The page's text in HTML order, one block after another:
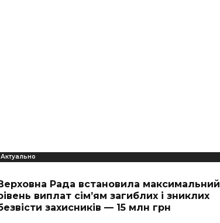
Актуально
Рада встановила максимальний
виплат сім’ям загиблих і зниклих
захисників — 15 млн грн